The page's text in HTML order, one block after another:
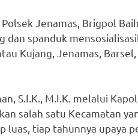
Jenamas, Brigpol
spanduk
Kujang, Jenamas,
S.I.K., M.I.K. melalui
salah satu Kecamatan
luas, tiap tahunnya upaya